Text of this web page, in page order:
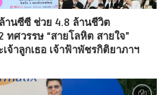
านซีซี ช่วย 4.8 ล้านชีวิต
ศวรรษ “สายโลหิต สายใจ”
จ้าลูกเธอ เจ้าฟ้าพัชรกิติยาภาฯ